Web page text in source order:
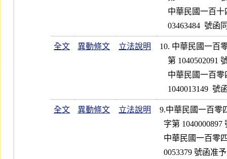
03463484  號
全文 異動條文 立法說明
10. 中華民國一百
全文 異動條文 立法說明
9.中華民國一百零